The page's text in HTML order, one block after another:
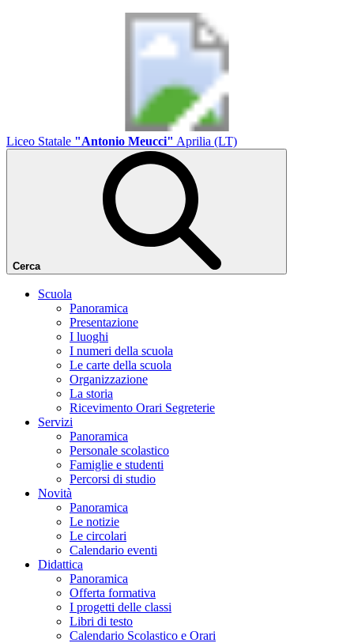
Liceo Statale "Antonio Meucci" Aprilia (LT)
Cerca
Scuola
Panoramica
Presentazione
I luoghi
I numeri della scuola
Le carte della scuola
Organizzazione
La storia
Ricevimento Orari Segreterie
Servizi
Panoramica
Personale scolastico
Famiglie e studenti
Percorsi di studio
Novità
Panoramica
Le notizie
Le circolari
Calendario eventi
Didattica
Panoramica
Offerta formativa
I progetti delle classi
Libri di testo
Calendario Scolastico e Orari